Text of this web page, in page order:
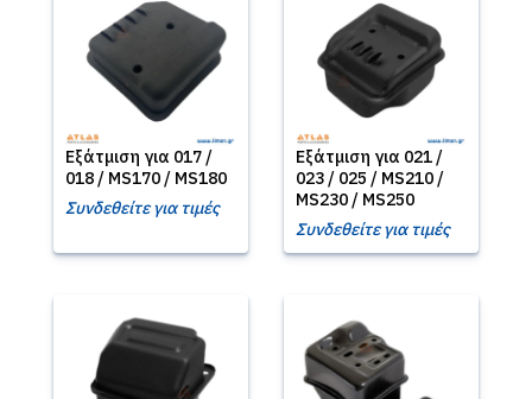
Εξάτμιση για 017 /
018 / MS170 / MS180
Συνδεθείτε για τιμές
Εξάτμιση για 021 /
023 / 025 / MS210 /
MS230 / MS250
Συνδεθείτε για τιμές